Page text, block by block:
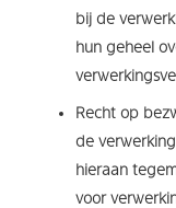
bij de
hun geheel
Recht op
de
hieraan
voor